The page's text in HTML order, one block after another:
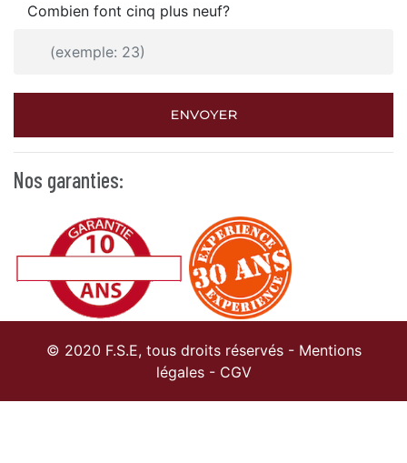
Combien font cinq plus neuf?
ENVOYER
Nos garanties:
© 2020 F.S.E, tous droits réservés - Mentions
légales- CGV